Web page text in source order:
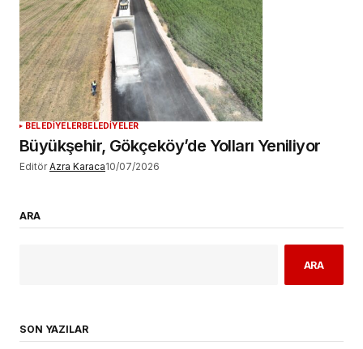
BELEDİYELERBELEDİYELER
Büyükşehir, Gökçeköy’de Yolları Yeniliyor
Editör Azra Karaca10/07/2026
ARA
ARA
SON YAZILAR